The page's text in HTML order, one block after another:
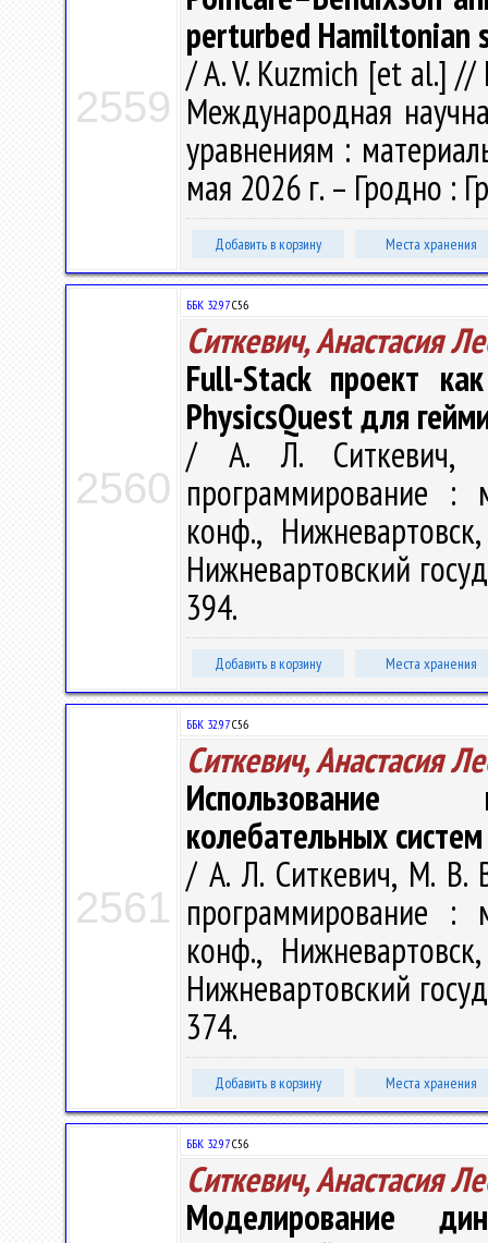
2559
perturbed Hamiltonian
/ A. V. Kuzmich [et al.] //
Международная
уравнениям :
мая 2026 г. – Гродно :
Добавить в корзину Места хранения
2560
ББК 32.97С56
Ситкевич, Анастасия
Full-Stack проект
PhysicsQuest для
/ А. Л. Ситкевич,
программирование :
конф.,
Нижневартовский
394.
Добавить в корзину Места хранения
2561
ББК 32.97С56
Ситкевич, Анастасия
Использование
колебательных
/ А. Л. Ситкевич, М. В.
программирование :
конф.,
Нижневартовский
374.
Добавить в корзину Места хранения
ББК 32.97С56
Ситкевич, Анастасия
Моделирование